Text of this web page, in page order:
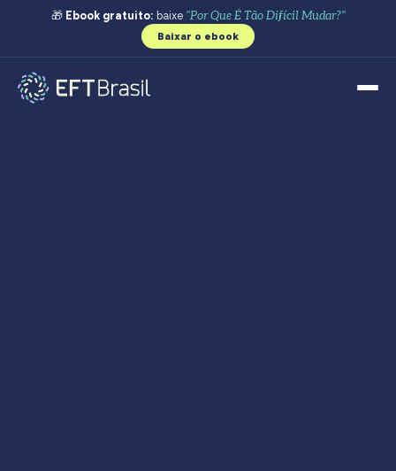
🎁 Ebook gratuito: baixe "Por Que É Tão Difícil Mudar?"
Baixar o ebook